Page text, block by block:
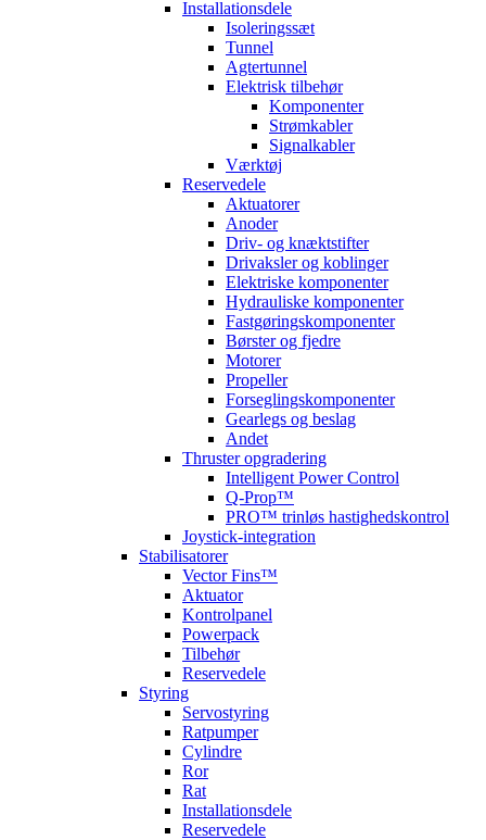
Installationsdele
Isoleringssæt
Tunnel
Agtertunnel
Elektrisk tilbehør
Komponenter
Strømkabler
Signalkabler
Værktøj
Reservedele
Aktuatorer
Anoder
Driv- og knæktstifter
Drivaksler og koblinger
Elektriske komponenter
Hydrauliske komponenter
Fastgøringskomponenter
Børster og fjedre
Motorer
Propeller
Forseglingskomponenter
Gearlegs og beslag
Andet
Thruster opgradering
Intelligent Power Control
Q-Prop™
PRO™ trinløs hastighedskontrol
Joystick-integration
Stabilisatorer
Vector Fins™
Aktuator
Kontrolpanel
Powerpack
Tilbehør
Reservedele
Styring
Servostyring
Ratpumper
Cylindre
Ror
Rat
Installationsdele
Reservedele